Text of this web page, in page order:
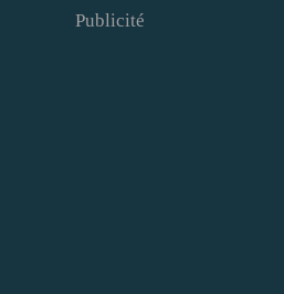
Publicité